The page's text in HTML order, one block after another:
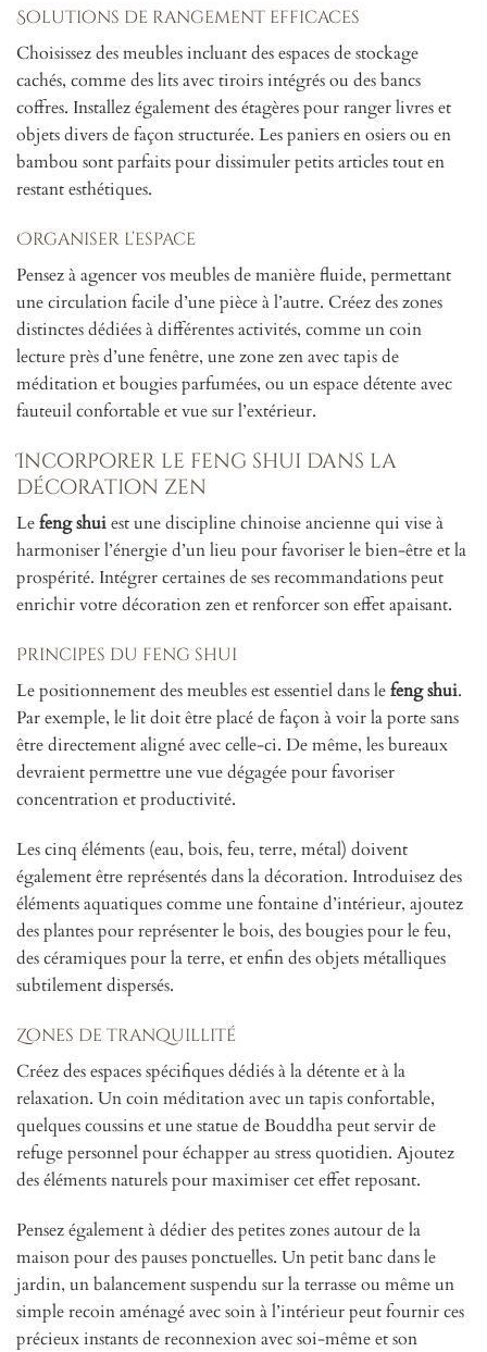
Solutions de rangement efficaces
Choisissez des meubles incluant des espaces de stockage
cachés, comme des lits avec tiroirs intégrés ou des bancs
coffres. Installez également des étagères pour ranger livres et
objets divers de façon structurée. Les paniers en osiers ou en
bambou sont parfaits pour dissimuler petits articles tout en
restant esthétiques.
Organiser l’espace
Pensez à agencer vos meubles de manière fluide, permettant
une circulation facile d’une pièce à l’autre. Créez des zones
distinctes dédiées à différentes activités, comme un coin
lecture près d’une fenêtre, une zone zen avec tapis de
méditation et bougies parfumées, ou un espace détente avec
fauteuil confortable et vue sur l’extérieur.
Incorporer le feng shui dans la
décoration zen
Lefeng shuiest une discipline chinoise ancienne qui vise à
harmoniser l’énergie d’un lieu pour favoriser le bien-être et la
prospérité. Intégrer certaines de ses recommandations peut
enrichir votre décoration zen et renforcer son effet apaisant.
Principes du feng shui
Le positionnement des meubles est essentiel dans lefeng shui.
Par exemple, le lit doit être placé de façon à voir la porte sans
être directement aligné avec celle-ci. De même, les bureaux
devraient permettre une vue dégagée pour favoriser
concentration et productivité.
Les cinq éléments (eau, bois, feu, terre, métal) doivent
également être représentés dans la décoration. Introduisez des
éléments aquatiques comme une fontaine d’intérieur, ajoutez
des plantes pour représenter le bois, des bougies pour le feu,
des céramiques pour la terre, et enfin des objets métalliques
subtilement dispersés.
Zones de tranquillité
Créez des espaces spécifiques dédiés à la détente et à la
relaxation. Un coin méditation avec un tapis confortable,
quelques coussins et une statue de Bouddha peut servir de
refuge personnel pour échapper au stress quotidien. Ajoutez
des éléments naturels pour maximiser cet effet reposant.
Pensez également à dédier des petites zones autour de la
maison pour des pauses ponctuelles. Un petit banc dans le
jardin, un balancement suspendu sur la terrasse ou même un
simple recoin aménagé avec soin à l’intérieur peut fournir ces
précieux instants de reconnexion avec soi-même et son